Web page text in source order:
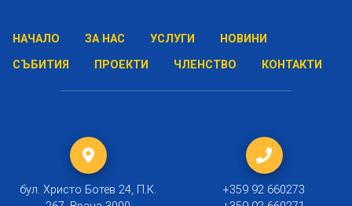
НАЧАЛО ЗА НАС УСЛУГИ
НОВИНИ
СЪБИТИЯ
ПРОЕКТИ ЧЛЕНСТВО КОНТАКТИ
бул. Христо Ботев 24, П.К.
+359 92 660273